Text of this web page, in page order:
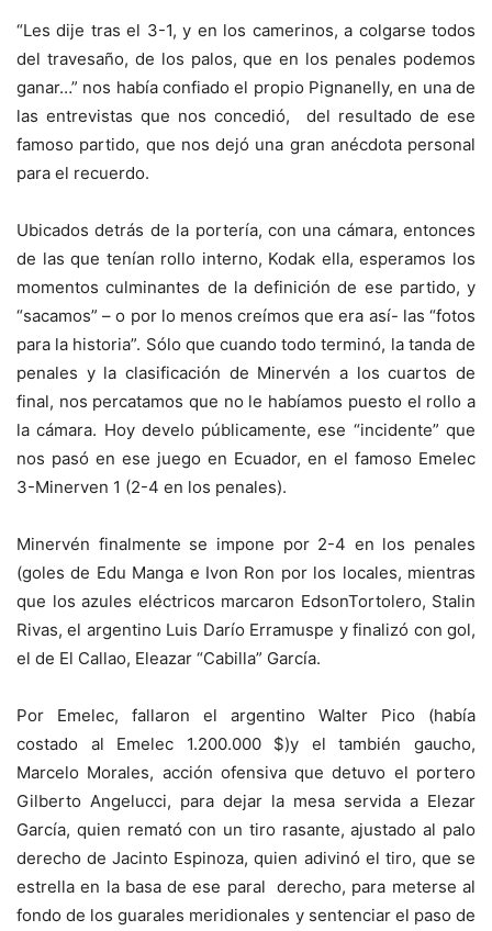
“Les dije tras el 3-1, y en los camerinos, a colgarse todos
del travesaño, de los palos, que en los penales podemos
ganar…” nos había confiado el propio Pignanelly, en una de
las entrevistas que nos concedió, del resultado de ese
famoso partido, que nos dejó una gran anécdota personal
para el recuerdo.
Ubicados detrás de la portería, con una cámara, entonces
de las que tenían rollo interno, Kodak ella, esperamos los
momentos culminantes de la definición de ese partido, y
“sacamos” – o por lo menos creímos que era así- las “fotos
para la historia”. Sólo que cuando todo terminó, la tanda de
penales y la clasificación de Minervén a los cuartos de
final, nos percatamos que no le habíamos puesto el rollo a
la cámara. Hoy develo públicamente, ese “incidente” que
nos pasó en ese juego en Ecuador, en el famoso Emelec
3-Minerven 1 (2-4 en los penales).
Minervén finalmente se impone por 2-4 en los penales
(goles de Edu Manga e Ivon Ron por los locales, mientras
que los azules eléctricos marcaron EdsonTortolero, Stalin
Rivas, el argentino Luis Darío Erramuspe y finalizó con gol,
el de El Callao, Eleazar “Cabilla” García.
Por Emelec, fallaron el argentino Walter Pico (había
costado al Emelec 1.200.000 $)y el también gaucho,
Marcelo Morales, acción ofensiva que detuvo el portero
Gilberto Angelucci, para dejar la mesa servida a Elezar
García, quien remató con un tiro rasante, ajustado al palo
derecho de Jacinto Espinoza, quien adivinó el tiro, que se
estrella en la basa de ese paral derecho, para meterse al
fondo de los guarales meridionales y sentenciar el paso de